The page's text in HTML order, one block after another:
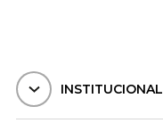
INSTITUCIONAL